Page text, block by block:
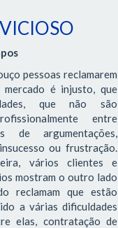
pessoas reclamarem
é injusto, que
que não são
entre
de argumentações,
ou frustração.
vários clientes e
mostram o outro lado
reclamam que estão
a várias dificuldades
elas, contratação de